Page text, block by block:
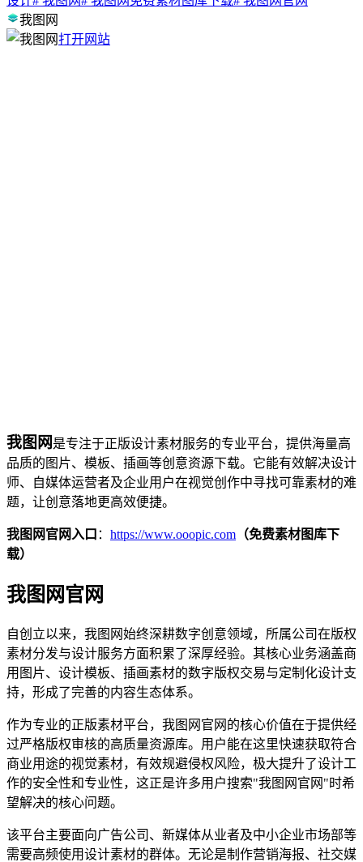
我图网
打开网站
我图网 是专注于正版设计素材服务的专业平台，提供海量高
品质的图片、模板、插画等创意资源下载。它能有效解决设计
师、自媒体运营者及企业用户在视觉创作中寻找可靠素材的难
题，让创意落地更高效便捷。
我图网官网入口 ： https://www.ooopic.com （免费素材图库下
载）
我图网官网
自创立以来，我图网始终深耕数字创意领域，所属公司在版权
素材分发与设计服务方面积累了深厚经验。其核心业务涵盖商
用图片、设计模板、插画素材的数字版权交易与定制化设计支
持，形成了完善的内容生态体系。
作为专业的正版素材平台，我图网官网的核心价值在于提供经
过严格版权审核的高质量资源库。用户能在这里快速获取符合
商业用途的视觉素材，有效规避侵权风险，极大提升了设计工
作的安全性和专业性，这正是许多用户搜索"我图网官网"时希
望解决的核心问题。
该平台主要面向广告公司、新媒体从业者及中小企业市场部等
需要高频使用设计素材的群体。无论是制作营销海报、社交媒